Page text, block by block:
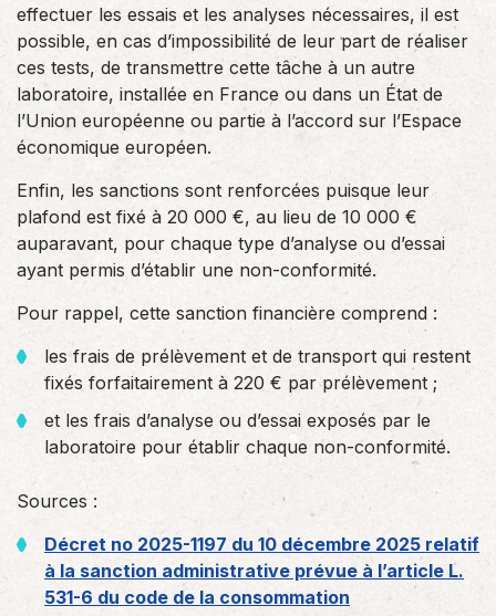
effectuer les essais et les analyses nécessaires, il est
possible, en cas d’impossibilité de leur part de réaliser
ces tests, de transmettre cette tâche à un autre
laboratoire, installée en France ou dans un État de
l’Union européenne ou partie à l’accord sur l’Espace
économique européen.
Enfin, les sanctions sont renforcées puisque leur
plafond est fixé à 20 000 €, au lieu de 10 000 €
auparavant, pour chaque type d’analyse ou d’essai
ayant permis d’établir une non-conformité.
Pour rappel, cette sanction financière comprend :
les frais de prélèvement et de transport qui restent
fixés forfaitairement à 220 € par prélèvement ;
et les frais d’analyse ou d’essai exposés par le
laboratoire pour établir chaque non-conformité.
Sources :
Décret no 2025-1197 du 10 décembre 2025 relatif
à la sanction administrative prévue à l’article L.
531-6 du code de la consommation